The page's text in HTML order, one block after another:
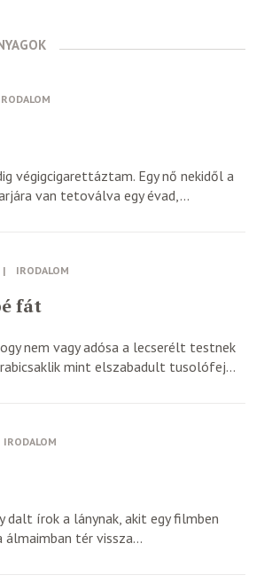
végigcigarettáztam. Egy nő nekidől a
van tetoválva egy évad,...
| IRODALOM
fát
nem vagy adósa a lecserélt testnek
mint elszabadult tusolófej...
IRODALOM
dalt írok a lánynak, akit egy filmben
tér vissza...